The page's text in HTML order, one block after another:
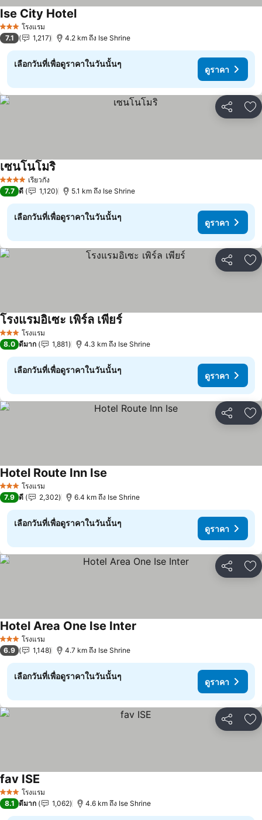
3 ดาว โรงแรม
Ise City Hotelดูราคา
7.1 1,217 4.2 km ถึง Ise Shrine
เลือกวันที่เพื่อดูราคาในวันนั้นๆ
ดูราคา
แชร์ เ
4 ดาว เรียวกัง
เซนโนโมริ
7.7 ดี 1,120 5.1 km ถึง Ise Shrine
เลือกวันที่เพื่อดูราคาในวันนั้นๆ
ดูราคา
แชร์ เ
3 ดาว โรงแรม
โรงแรมอิเซะ เพิร์ล เพียร์
8.0 ดีมาก 1,881 4.3 km ถึง Ise Shrine
เลือกวันที่เพื่อดูราคาในวันนั้นๆ
ดูราคา
แชร์ เ
3 ดาว โรงแรม
Hotel Route Inn Ise
7.9 ดี 2,302 6.4 km ถึง Ise Shrine
เลือกวันที่เพื่อดูราคาในวันนั้นๆ
ดูราคา
แชร์ เ
3 ดาว โรงแรม
Hotel Area One Ise Inter
6.9 1,148 4.7 km ถึง Ise Shrine
เลือกวันที่เพื่อดูราคาในวันนั้นๆ
ดูราคา
แชร์ เ
3 ดาว โรงแรม
fav ISE
8.1 ดีมาก 1,062 4.6 km ถึง Ise Shrine